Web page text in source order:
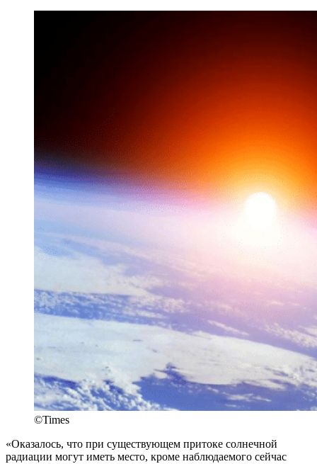
©Times
«Оказалось, что при существующем притоке солнечной
радиации могут иметь место, кроме наблюдаемого сейчас